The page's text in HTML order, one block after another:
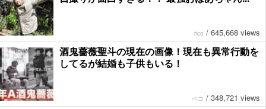
rico / 645,668 views
酒鬼薔薇聖斗の現在の画像！現在も異常行動を
してるが結婚も子供もいる！
ペコ / 348,721 views